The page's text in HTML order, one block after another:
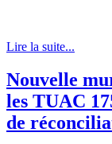
Lire la suite...
Nouvelle
les TUAC
de